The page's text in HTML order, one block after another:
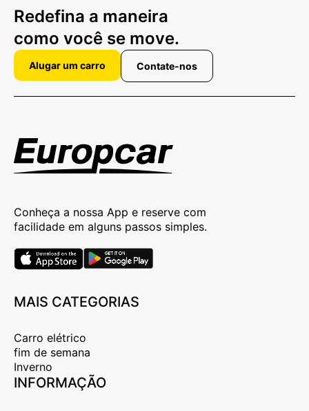
Redefina a maneira
como você se move.
Alugar um carro Contate-nos
Conheça a nossa App e reserve com
facilidade em alguns passos simples.
MAIS CATEGORIAS
Carro elétrico
fim de semana
Inverno
INFORMAÇÃO